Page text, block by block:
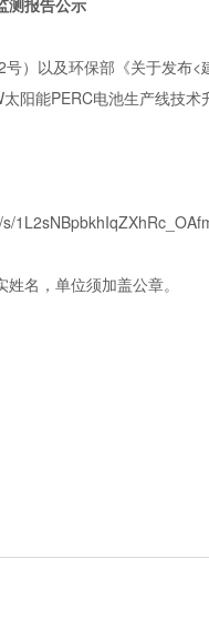
测报告公示
）以及环保部《关于发布<
阳能PERC电池生产线技
名，单位须加盖公章。